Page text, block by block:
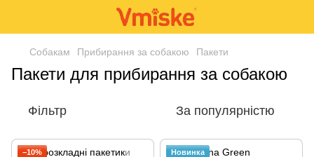
Собакам Прибирання за собакою Пакети
Пакети для прибирання за собакою
Фільтр За популярністю
−10% Новинка